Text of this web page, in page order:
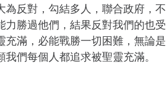
反對，勾結多人，聯合政府，不
勝過他們，結果反對我們的也受
滿，必能戰勝一切困難，無論是
們每個人都追求被聖靈充滿。